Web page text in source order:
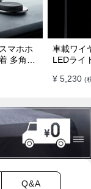
マホホ
多角度
たみ式
車載ワイ
LEDライ
エアコン
ー
¥ 5,230 (
Q&A